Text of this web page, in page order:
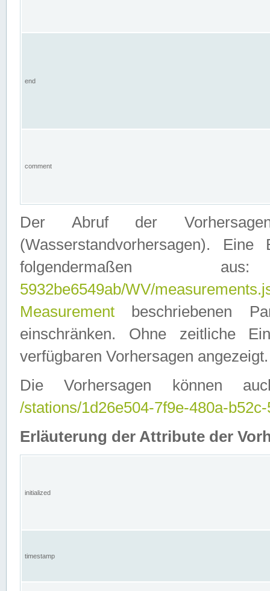
end
comment
Der Abruf der
(Wasserstandvorhersagen).
folgendermaßen
5932be6549ab/WV/
Measurement beschriebenen
einschränken. Ohne zeitliche
verfügbaren Vorhersagen angezeigt.
Die Vorhersagen können
/stations/1d26e504-7f9e-480a-
Erläuterung der Attribute der
initialized
timestamp